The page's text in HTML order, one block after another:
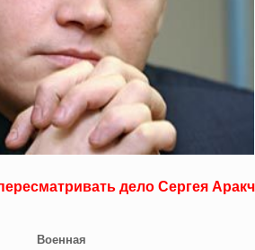
дело Сергея
Военная